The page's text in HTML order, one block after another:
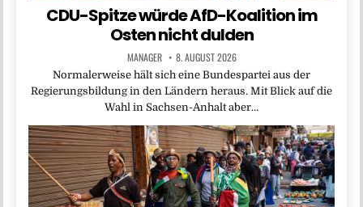
CDU-Spitze würde AfD-Koalition im
Osten nicht dulden
MANAGER 8. AUGUST 2026
Normalerweise hält sich eine Bundespartei aus der
Regierungsbildung in den Ländern heraus. Mit Blick auf die
Wahl in Sachsen-Anhalt aber…